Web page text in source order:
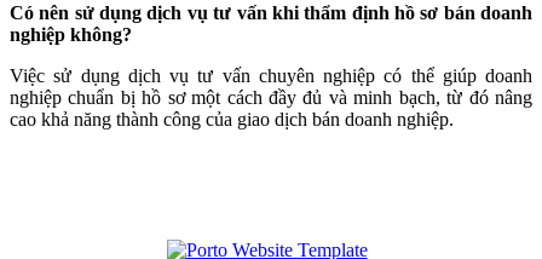
Có nên sử dụng dịch vụ tư vấn khi thẩm định hồ sơ bán doanh
nghiệp không?
Việc sử dụng dịch vụ tư vấn chuyên nghiệp có thể giúp doanh
nghiệp chuẩn bị hồ sơ một cách đầy đủ và minh bạch, từ đó nâng
cao khả năng thành công của giao dịch bán doanh nghiệp.